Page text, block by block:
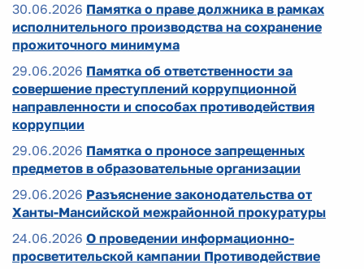
30.06.2026 Памятка о праве должника в рамках
исполнительного производства на сохранение
прожиточного минимума
29.06.2026 Памятка об ответственности за
совершение преступлений коррупционной
направленности и способах противодействия
коррупции
29.06.2026 Памятка о проносе запрещенных
предметов в образовательные организации
29.06.2026 Разъяснение законодательства от
Ханты-Мансийской межрайонной прокуратуры
24.06.2026 О проведении информационно-
просветительской кампании Противодействие